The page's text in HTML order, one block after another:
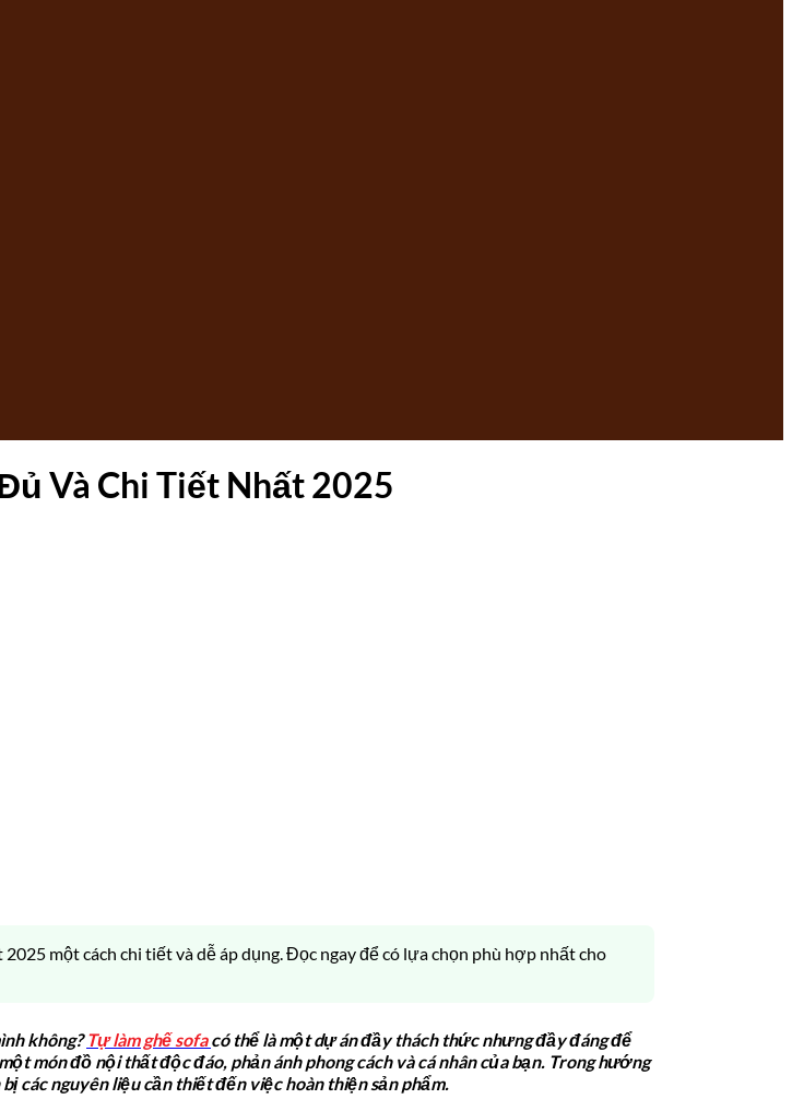
Và Chi Tiết Nhất 2025
một cách chi tiết và dễ áp dụng. Đọc ngay để có lựa chọn phù hợp nhất cho
không?Tự làm ghế sofa có thể là một dự án đầy thách thức nhưng đầy đáng để
món đồ nội thất độc đáo, phản ánh phong cách và cá nhân của bạn. Trong hướng
các nguyên liệu cần thiết đến việc hoàn thiện sản phẩm.